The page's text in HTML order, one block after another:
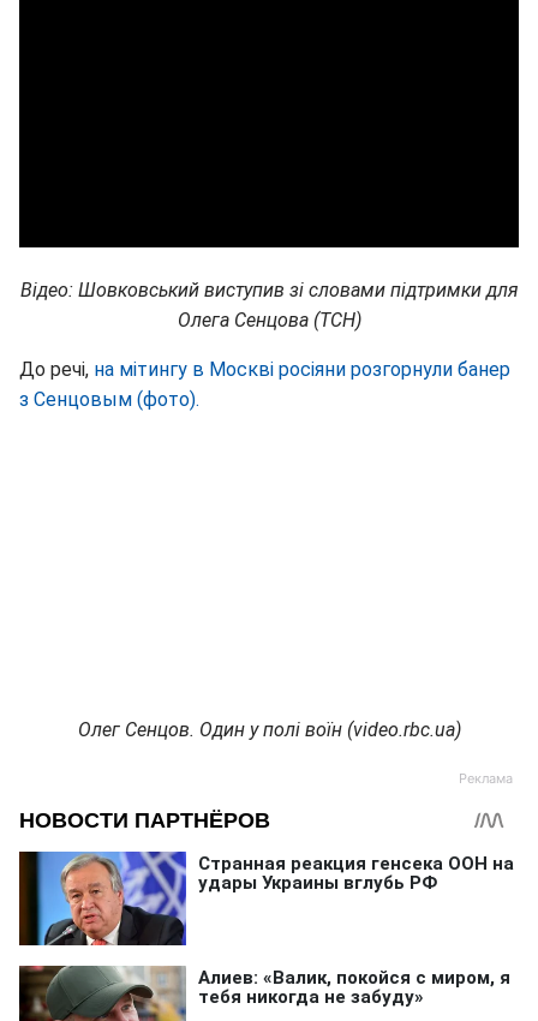
Відео: Шовковський виступив зі словами підтримки для
Олега Сенцова (ТСН)
До речі, на мітингу в Москві росіяни розгорнули банер
з Сенцовым (фото).
Олег Сенцов. Один у полі воїн (video.rbc.ua)